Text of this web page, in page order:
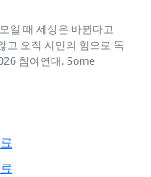
일 때 세상은 바뀐다고
고 오직 시민의 힘으로 독
참여연대. Some